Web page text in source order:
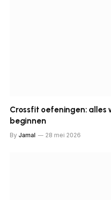
Crossfit oefeningen:
beginnen
By Jamal 28 mei 2026